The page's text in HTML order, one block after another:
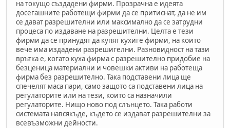
на токущо създадени фирми. Прозрачна е идеята
досегашните работещи фирми да се притиснат, да не им
се дават разрешителни или максимално да се затрудни
процеса по издаване на разрешителни. Целта е тези
фирми да се принудят да купят кухиге фирми, на които
вече има издадени разрешигелни. Разновидност на тази
врътка е, когато куха фирма с разрешително придобие на
безценица материални и човешки активи на работеща
фирма без разрешително. Така подставени лица ще
спечелят маса пари, само защото са подставени лица на
регулаторите или на тези, които са назначили
регулаторите. Нищо ново под слънцето. Така работи
системата навсякъде, където се издават разрешителни за
всевъзможни дейности.